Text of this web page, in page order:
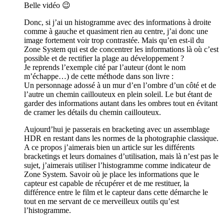
Belle vidéo 😉
Donc, si j’ai un histogramme avec des informations à droite
comme à gauche et quasiment rien au centre, j’ai donc une
image fortement voir trop contrastée. Mais qu’en est-il du
Zone System qui est de concentrer les informations là où c’est
possible et de rectifier la plage au développement ?
Je reprends l’exemple cité par l’auteur (dont le nom
m’échappe…) de cette méthode dans son livre :
Un personnage adossé à un mur d’en l’ombre d’un côté et de
l’autre un chemin caillouteux en plein soleil. Le but étant de
garder des informations autant dans les ombres tout en évitant
de cramer les détails du chemin caillouteux.
Aujourd’hui je passerais en bracketing avec un assemblage
HDR en restant dans les normes de la photographie classique.
A ce propos j’aimerais bien un article sur les différents
bracketings et leurs domaines d’utilisation, mais là n’est pas le
sujet, j’aimerais utiliser l’histogramme comme indicateur de
Zone System. Savoir où je place les informations que le
capteur est capable de récupérer et de me restituer, la
différence entre le film et le capteur dans cette démarche le
tout en me servant de ce merveilleux outils qu’est
l’histogramme.